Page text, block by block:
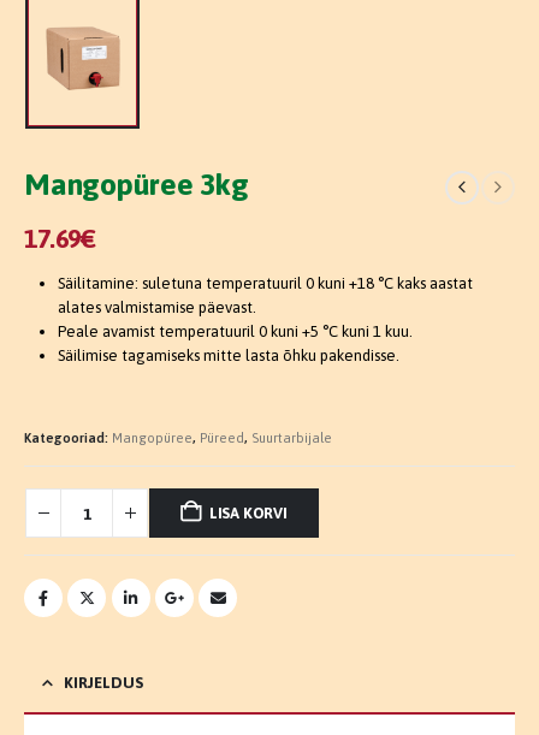
Mangopüree 3kg
17.69€
Säilitamine: suletuna temperatuuril 0 kuni +18 °C kaks aastat
alates valmistamise päevast.
Peale avamist temperatuuril 0 kuni +5 °C kuni 1 kuu.
Säilimise tagamiseks mitte lasta õhku pakendisse.
Kategooriad: Mangopüree, Püreed, Suurtarbijale
LISA KORVI
KIRJELDUS